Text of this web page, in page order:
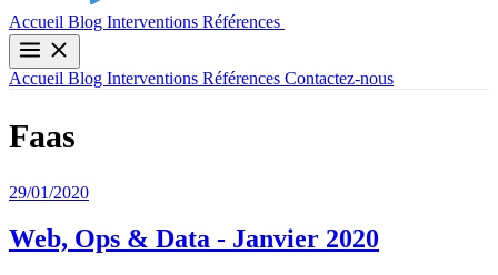
Accueil Blog Interventions Références
Accueil Blog Interventions Références Contactez-nous
Faas
29/01/2020
Web, Ops & Data - Janvier 2020